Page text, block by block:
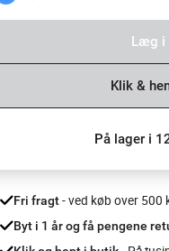
Læg i
Klik &
På lager i
Fri fragt - ved køb over 500
Byt i 1 år og få pengene